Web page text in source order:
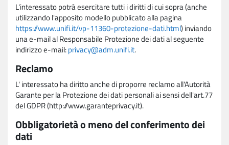
L'interessato potrà esercitare tutti i diritti di cui sopra (anche
utilizzando l'apposito modello pubblicato alla pagina
https://www.unifi.it/vp-11360-protezione-dati.html) inviando
una e-mail al Responsabile Protezione dei dati al seguente
indirizzo e-mail:privacy@adm.unifi.it.
Reclamo
L' interessato ha diritto anche di proporre reclamo all'Autorità
Garante per la Protezione dei dati personali ai sensi dell'art.77
del GDPR (http://www.garanteprivacy.it).
Obbligatorietà o meno del conferimento dei
dati